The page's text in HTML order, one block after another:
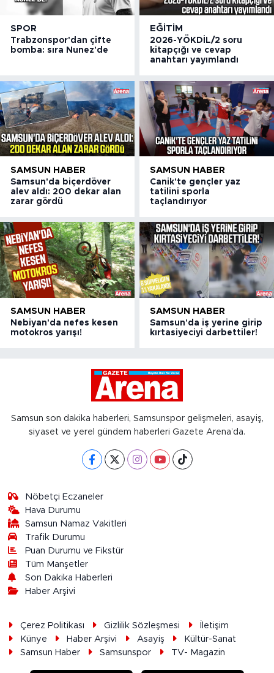
SPOR
Trabzonspor'dan çifte
bomba: sıra Nunez'de
EĞITIM
2026-YÖKDİL/2 soru
kitapçığı ve cevap
anahtarı yayımlandı
SAMSUN HABER
Samsun'da biçerdöver
alev aldı: 200 dekar alan
zarar gördü
SAMSUN HABER
Canik'te gençler yaz
tatilini sporla
taçlandırıyor
SAMSUN HABER
Nebiyan'da nefes kesen
motokros yarışı!
SAMSUN HABER
Samsun'da iş yerine girip
kırtasiyeciyi darbettiler!
Samsun son dakika haberleri, Samsunspor gelişmeleri, asayiş,
siyaset ve yerel gündem haberleri Gazete Arena’da.
Nöbetçi Eczaneler
Hava Durumu
Samsun Namaz Vakitleri
Trafik Durumu
Puan Durumu ve Fikstür
Tüm Manşetler
Son Dakika Haberleri
Haber Arşivi
Çerez Politikası Gizlilik Sözleşmesi
İletişim
Künye
Haber Arşivi Asayiş
Kültür-Sanat
Samsun Haber
Samsunspor TV- Magazin